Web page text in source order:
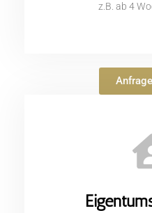
z.B. ab 4